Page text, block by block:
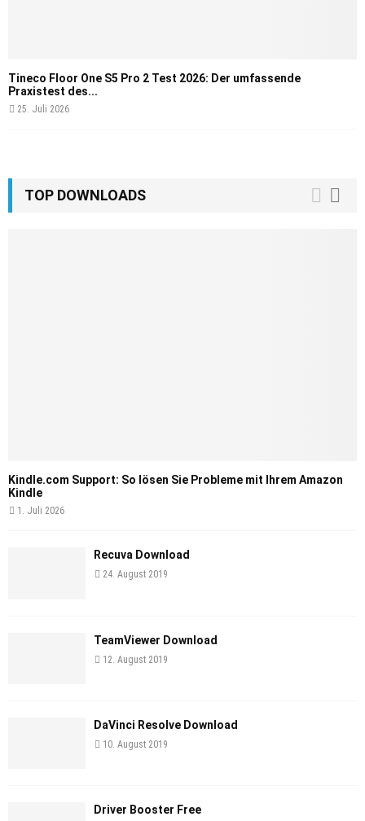
Tineco Floor One S5 Pro 2 Test 2026: Der umfassende
Praxistest des...
25. Juli 2026
TOP DOWNLOADS
Kindle.com Support: So lösen Sie Probleme mit Ihrem Amazon
Kindle
1. Juli 2026
Recuva Download
24. August 2019
TeamViewer Download
12. August 2019
DaVinci Resolve Download
10. August 2019
Driver Booster Free